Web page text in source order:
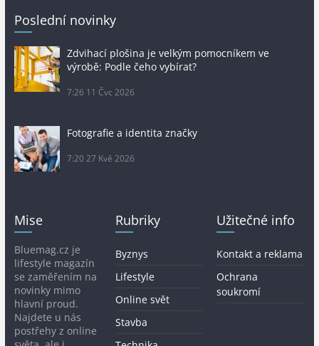
Poslední novinky
Zdvihací plošina je velkým pomocníkem ve
výrobě: Podle čeho vybírat?
7:26 11 Čvc 2026
Fotografie a identita značky
7:20 27 Kvě 2026
Mise
Bluemag.cz je
lifestyle magazín
se zaměřením na
novinky mimo
hlavní proud.
Najdete u nás
postřehy z online
Rubriky
Byznys
Lifestyle
Online svět
Stavba
Užitečné info
Kontakt a reklama
Ochrana
soukromí